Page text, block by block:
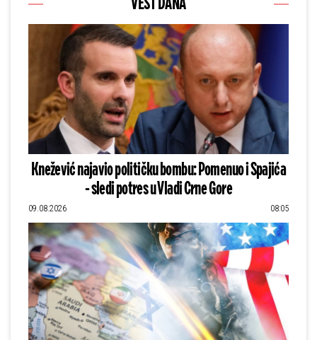
VEST DANA
Knežević najavio političku bombu: Pomenuo i Spajića
- sledi potres u Vladi Crne Gore
09.08.2026 08:05